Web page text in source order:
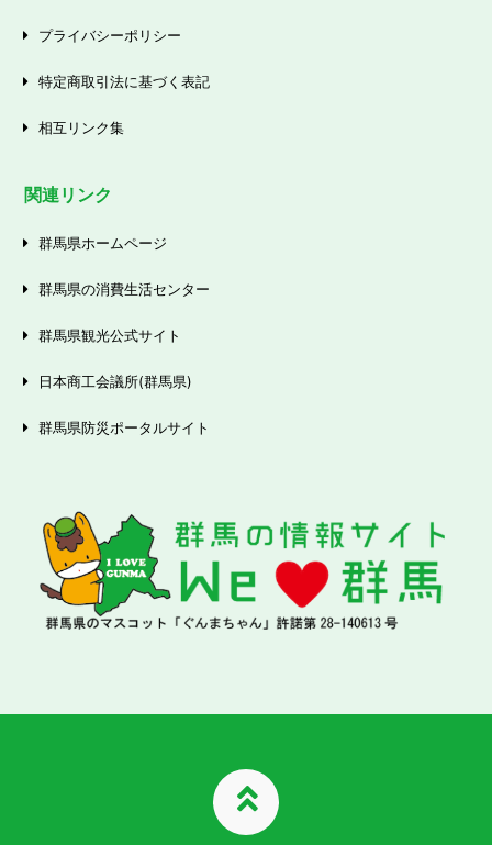
プライバシーポリシー
特定商取引法に基づく表記
相互リンク集
関連リンク
群馬県ホームページ
群馬県の消費生活センター
群馬県観光公式サイト
日本商工会議所(群馬県)
群馬県防災ポータルサイト